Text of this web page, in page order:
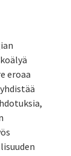
eroaa